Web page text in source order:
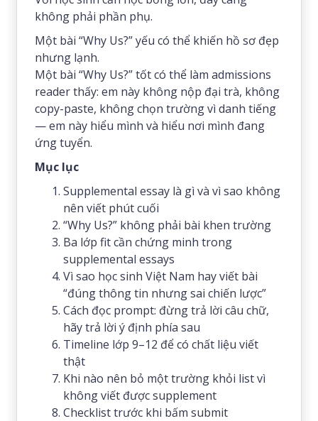
không phải phần phụ.
Một bài “Why Us?” yếu có thể khiến hồ sơ đẹp
nhưng lạnh.
Một bài “Why Us?” tốt có thể làm admissions
reader thấy: em này không nộp đại trà, không
copy-paste, không chọn trường vì danh tiếng
— em này hiểu mình và hiểu nơi mình đang
ứng tuyển.
Mục lục
Supplemental essay là gì và vì sao không
nên viết phút cuối
“Why Us?” không phải bài khen trường
Ba lớp fit cần chứng minh trong
supplemental essays
Vì sao học sinh Việt Nam hay viết bài
“đúng thông tin nhưng sai chiến lược”
Cách đọc prompt: đừng trả lời câu chữ,
hãy trả lời ý định phía sau
Timeline lớp 9–12 để có chất liệu viết
thật
Khi nào nên bỏ một trường khỏi list vì
không viết được supplement
Checklist trước khi bấm submit